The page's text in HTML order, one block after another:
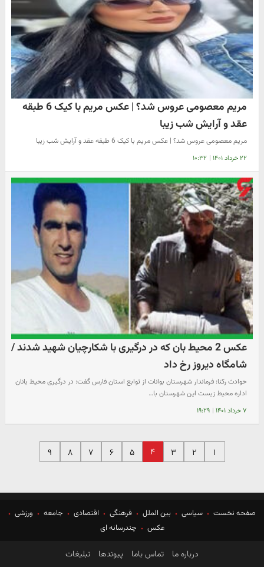
​مریم معصومی عروس شد؟ | عکس مریم با کیک 6 طبقه
عقد و آرایش شب زیبا
​مریم معصومی عروس شد؟ | عکس مریم با کیک 6 طبقه عقد و آرایش شب زیبا
۲۲ خرداد ۱۴۰۱ | ۱۰:۳۲
عکس 2 محیط بان که در درگیری با شکارچیان شهید شدند /
شامگاه دیروز رخ داد
حوادث رکنا: فرماندار شهرستان بوانات از توابع استان فارس گفت: در درگیری محیط بانان
اداره محیط زیست این شهرستان با…
۷ خرداد ۱۴۰۱ | ۱۹:۲۹
۱ ۲ ۳ ۴ ۵ ۶ ۷ ۸ ۹
صفحه نخست سیاسی بین الملل فرهنگی اقتصادی جامعه
ورزشی
عکس
چندرسانه ای
درباره ما تماس باما پیوندها تبلیغات